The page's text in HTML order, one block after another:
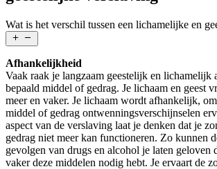
Wat is het verschil tussen een lichamelijke en
Afhankelijkheid
Vaak raak je langzaam geestelijk en lichamelijk
bepaald middel of gedrag. Je lichaam en geest
meer en vaker. Je lichaam wordt afhankelijk,
middel of gedrag ontwenningsverschijnselen
aspect van de verslaving laat je denken dat je
gedrag niet meer kan functioneren. Zo kunnen
gevolgen van drugs en alcohol je laten geloven
vaker deze middelen nodig hebt. Je ervaart de